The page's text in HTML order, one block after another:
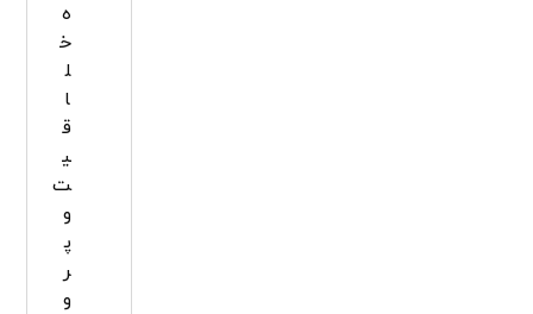
ه
خ
ل
ا
ق
ی
ت
و
پ
ر
و